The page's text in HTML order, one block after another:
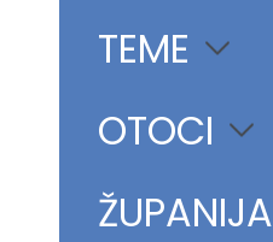
TEME
OTOCI
ŽUPANIJA